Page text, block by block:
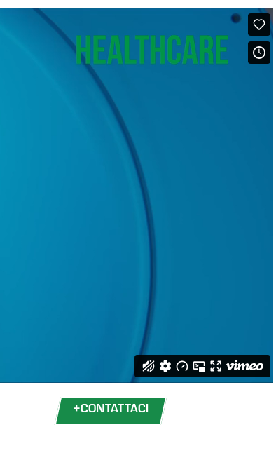
+CONTATTACI